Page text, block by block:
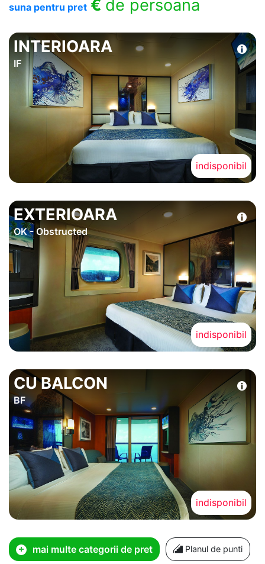
suna pentru pret € de persoana
INTERIOARA
IF
indisponibil
EXTERIOARA
OK - Obstructed
indisponibil
CU BALCON
BF
indisponibil
mai multe categorii de pret Planul de punti